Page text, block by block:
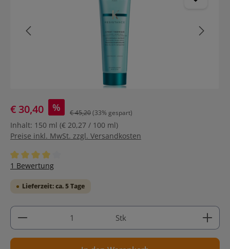
€ 30,40 % € 45,20(33% gespart)
Inhalt: 150 ml (€ 20,27 / 100 ml)
Preise inkl. MwSt. zzgl. Versandkosten
Durchschnittliche Bewertung von 4 von 5 Sternen
1 Bewertung
Lieferzeit: ca. 5 Tage
Produkt Anzahl: Gib den gewünschten Wert ein
Stk